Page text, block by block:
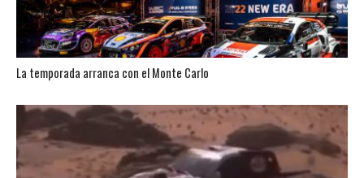
La temporada arranca con el Monte Carlo